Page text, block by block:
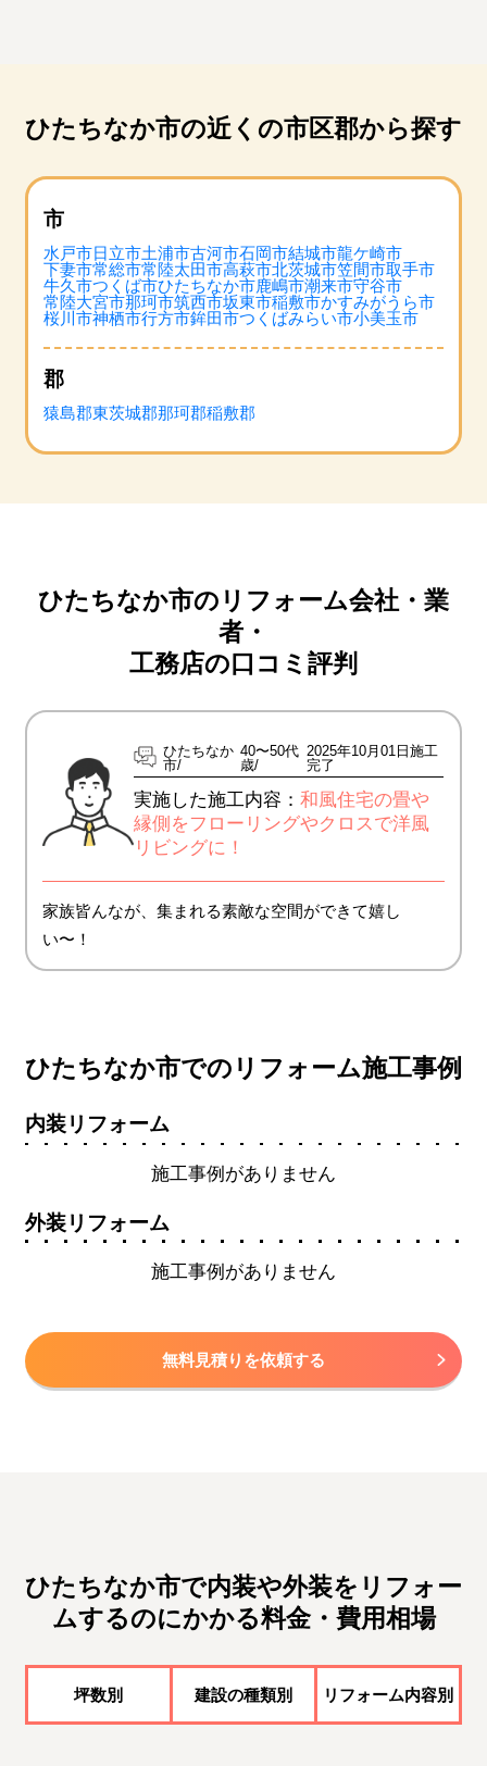
ひたちなか市の近くの市区郡から探す
市
水戸市日立市土浦市古河市石岡市結城市龍ケ崎市
下妻市常総市常陸太田市高萩市北茨城市笠間市取手市
牛久市つくば市ひたちなか市鹿嶋市潮来市守谷市
常陸大宮市那珂市筑西市坂東市稲敷市かすみがうら市
桜川市神栖市行方市鉾田市つくばみらい市小美玉市
郡
猿島郡東茨城郡那珂郡稲敷郡
ひたちなか市のリフォーム会社・業
者・
工務店の口コミ評判
ひたちなか
市
40〜50代
歳
2025年10月01日施工
完了
実施した施工内容：和風住宅の畳や
縁側をフローリングやクロスで洋風
リビングに！
家族皆んなが、集まれる素敵な空間ができて嬉し
い〜！
ひたちなか市でのリフォーム施工事例
内装リフォーム
施工事例がありません
外装リフォーム
施工事例がありません
無料見積りを依頼する
ひたちなか市で内装や外装をリフォー
ムするのにかかる料金・費用相場
坪数別 建設の種類別 リフォーム内容別